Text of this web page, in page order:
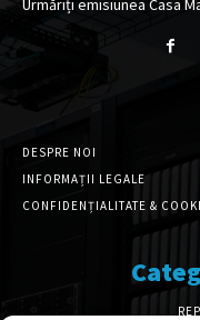
Urmăriți emisiunea Casa
DESPRE NOI
INFORMAȚII LEGALE
CONFIDENȚIALITATE &